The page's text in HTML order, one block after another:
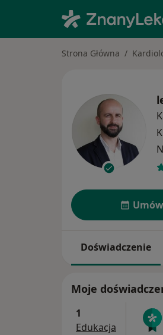
Strona Główna
Doświadczenie
Moje
1
Edukacja